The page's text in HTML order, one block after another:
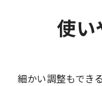
使い
細かい調整もでき